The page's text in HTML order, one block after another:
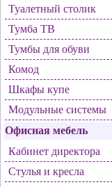
Туалетный столик
Тумба ТВ
Тумбы для обуви
Комод
Шкафы купе
Модульные системы
Офисная мебель
Кабинет директора
Стулья и кресла